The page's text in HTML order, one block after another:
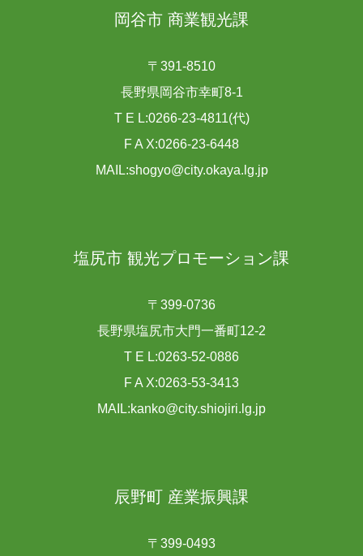
岡谷市 商業観光課
〒391-8510
長野県岡谷市幸町8-1
T E L:0266-23-4811(代)
F A X:0266-23-6448
MAIL:shogyo@city.okaya.lg.jp
塩尻市 観光プロモーション課
〒399-0736
長野県塩尻市大門一番町12-2
T E L:0263-52-0886
F A X:0263-53-3413
MAIL:kanko@city.shiojiri.lg.jp
辰野町 産業振興課
〒399-0493